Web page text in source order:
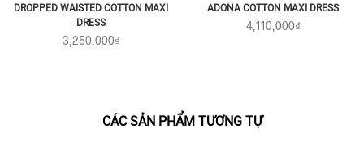
DROPPED WAISTED COTTON MAXI
DRESS
3,250,000₫
ADONA COTTON MAXI DRESS
4,110,000₫
CÁC SẢN PHẨM TƯƠNG TỰ